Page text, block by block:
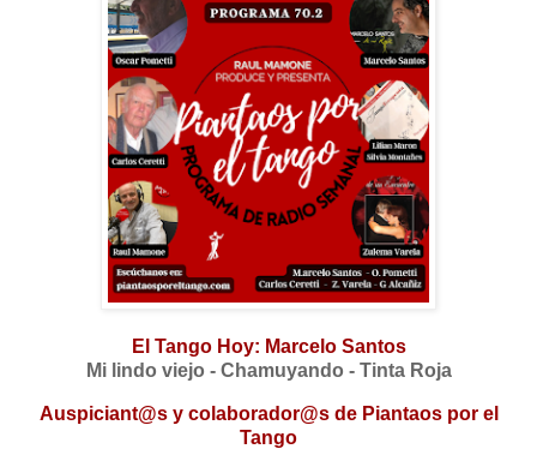
El Tango Hoy: Marcelo Santos
Mi lindo viejo - Chamuyando - Tinta Roja
Auspiciant@s y colaborador@s de Piantaos por el
Tango